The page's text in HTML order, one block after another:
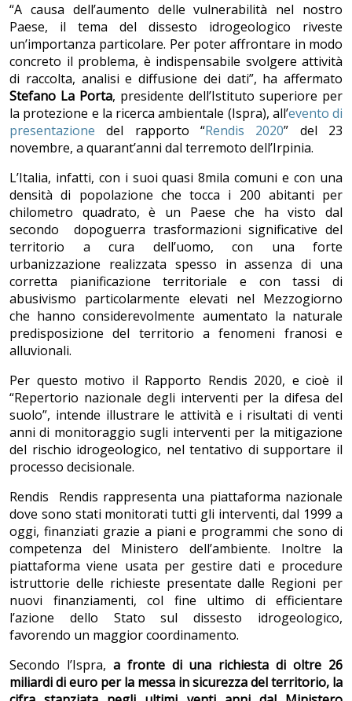
“A causa dell’aumento delle vulnerabilità nel nostro
Paese, il tema del dissesto idrogeologico riveste
un’importanza particolare. Per poter affrontare in modo
concreto il problema, è indispensabile svolgere attività
di raccolta, analisi e diffusione dei dati”, ha affermato
Stefano La Porta, presidente dell’Istituto superiore per
la protezione e la ricerca ambientale (Ispra), all’evento di
presentazione del rapporto “Rendis 2020” del 23
novembre, a quarant’anni dal terremoto dell’Irpinia.
L’Italia, infatti, con i suoi quasi 8mila comuni e con una
densità di popolazione che tocca i 200 abitanti per
chilometro quadrato, è un Paese che ha visto dal
secondo dopoguerra trasformazioni significative del
territorio a cura dell’uomo, con una forte
urbanizzazione realizzata spesso in assenza di una
corretta pianificazione territoriale e con tassi di
abusivismo particolarmente elevati nel Mezzogiorno
che hanno considerevolmente aumentato la naturale
predisposizione del territorio a fenomeni franosi e
alluvionali.
Per questo motivo il Rapporto Rendis 2020, e cioè il
“Repertorio nazionale degli interventi per la difesa del
suolo”, intende illustrare le attività e i risultati di venti
anni di monitoraggio sugli interventi per la mitigazione
del rischio idrogeologico, nel tentativo di supportare il
processo decisionale.
Rendis Rendis rappresenta una piattaforma nazionale
dove sono stati monitorati tutti gli interventi, dal 1999 a
oggi, finanziati grazie a piani e programmi che sono di
competenza del Ministero dell’ambiente. Inoltre la
piattaforma viene usata per gestire dati e procedure
istruttorie delle richieste presentate dalle Regioni per
nuovi finanziamenti, col fine ultimo di efficientare
l’azione dello Stato sul dissesto idrogeologico,
favorendo un maggior coordinamento.
Secondo l’Ispra, a fronte di una richiesta di oltre 26
miliardi di euro per la messa in sicurezza del territorio, la